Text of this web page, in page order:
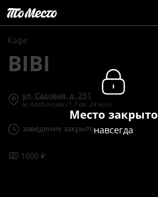
Кафе
BIBI
ул. Садовая, д. 251
м. Алабинская (1.7 км, 24 мин)
заведение закрыто
1000 ₽
Место закрыто
навсегда